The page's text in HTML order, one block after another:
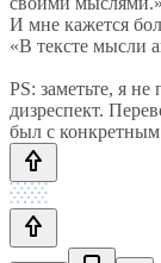
И мне кажется
«В тексте мысли
PS: заметьте, я
дизреспект.
был с